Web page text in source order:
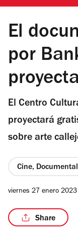
El
por
El Centro
proyectará
sobre arte
Cine, Documental
viernes 27 enero 2023
Share